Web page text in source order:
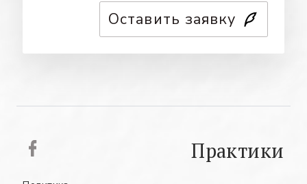
Оставить заявку
Практики